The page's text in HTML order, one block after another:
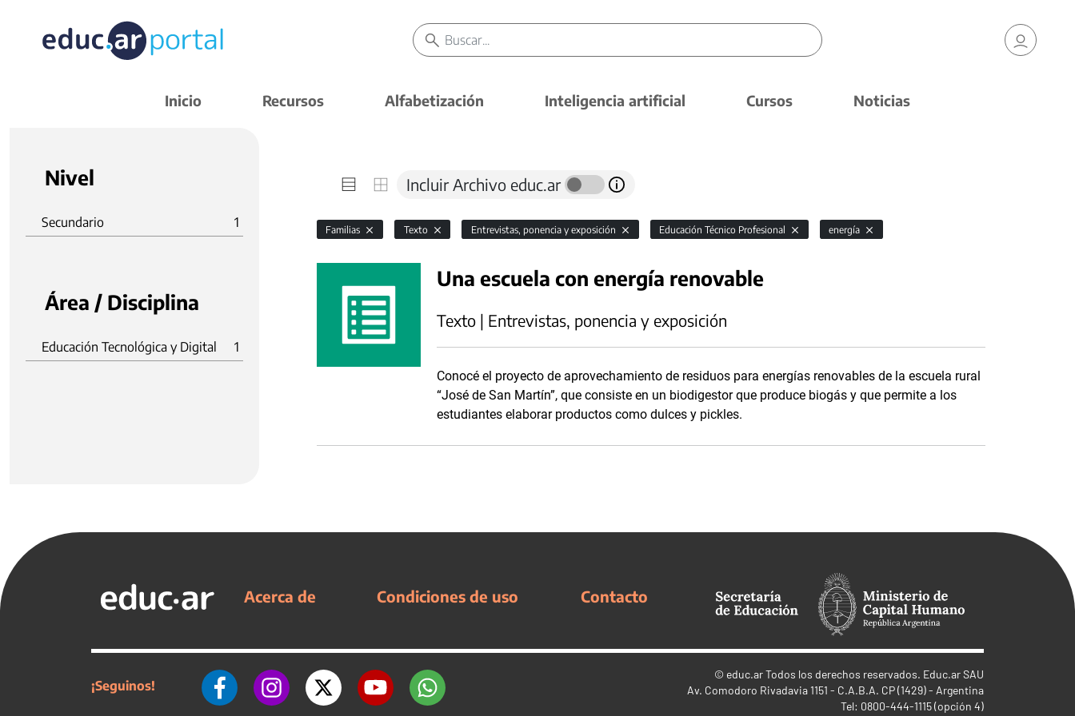
Inicio Recursos Alfabetización Inteligencia artificial Cursos Noticias
Nivel
Secundario 1
Área / Disciplina
Educación Tecnológica y Digital 1
Incluir Archivo educ.ar
Familias Texto Entrevistas, ponencia y exposición Educación Técnico Profesional energía
Una escuela con energía renovable
Texto | Entrevistas, ponencia y exposición
Conocé el proyecto de aprovechamiento de residuos para energías renovables de la escuela rural
“José de San Martín”, que consiste en un biodigestor que produce biogás y que permite a los
estudiantes elaborar productos como dulces y pickles.
Acerca de Condiciones de uso Contacto
¡Seguinos!
© educ.arTodos los derechos reservados. Educ.ar SAU
Av. Comodoro Rivadavia 1151 - C.A.B.A. CP (1429) - Argentina
Tel: 0800-444-1115 (opción 4)